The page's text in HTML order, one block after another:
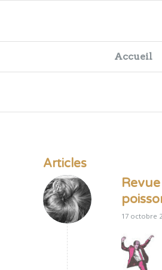
Accueil
Articles
17 octobre